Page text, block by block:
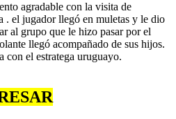
agradable con la visita de
. el jugador llegó en muletas y le dio
al grupo que le hizo pasar por el
llegó acompañado de sus hijos.
con el estratega uruguayo.